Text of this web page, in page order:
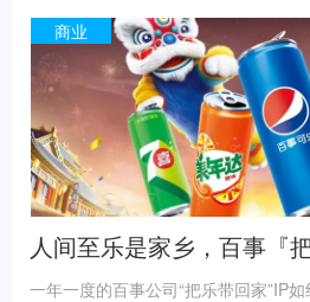
求爆发周期最长的618,商家早日布局
增长提供极大助力!阿里妈妈也将发
助力商家获得生意确定性增长,为消费
务。
商业
人间至乐是家乡，百事『
14亿人的年味
一年一度的百事公司“把乐带回家”IP